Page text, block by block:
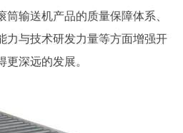
输送机产品的质量保障体系、
力与技术研发力量等方面增强开
深远的发展。